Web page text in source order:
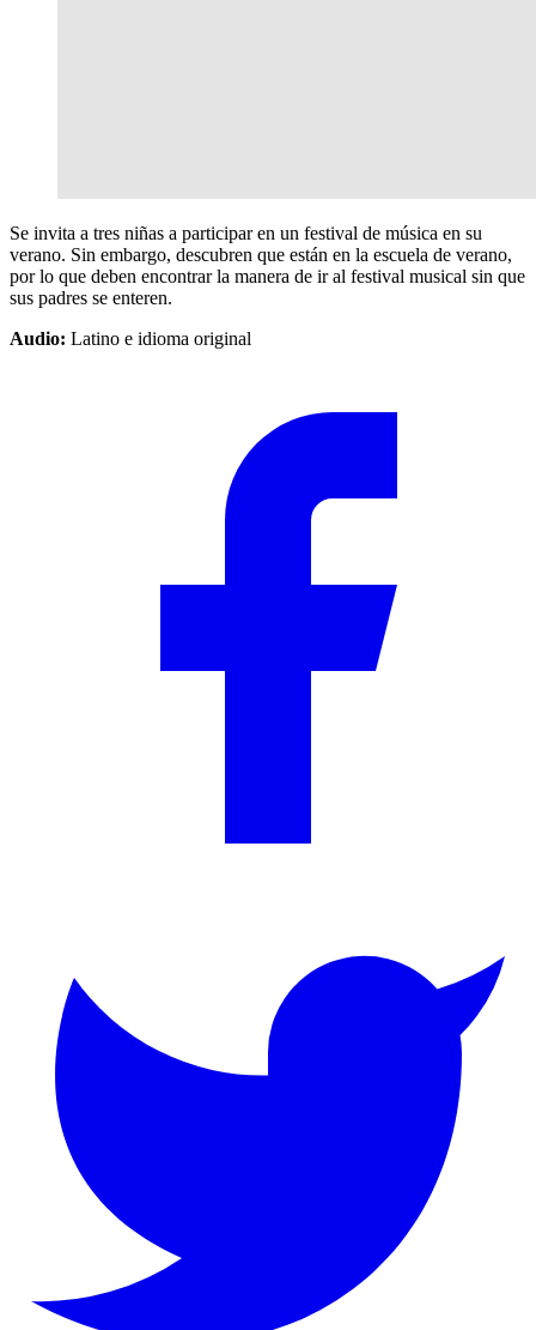
Se invita a tres niñas a participar en un festival de música en su
verano. Sin embargo, descubren que están en la escuela de verano,
por lo que deben encontrar la manera de ir al festival musical sin que
sus padres se enteren.
Audio: Latino e idioma original